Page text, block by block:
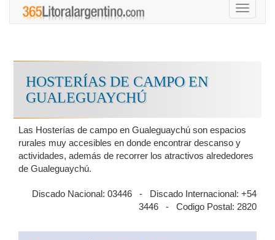
Toggle
HOSTERÍAS DE CAMPO EN
GUALEGUAYCHÚ
Las Hosterías de campo en Gualeguaychú son espacios
rurales muy accesibles en donde encontrar descanso y
actividades, además de recorrer los atractivos alrededores
de Gualeguaychú.
Discado Nacional: 03446 - Discado Internacional: +54
3446 - Codigo Postal: 2820